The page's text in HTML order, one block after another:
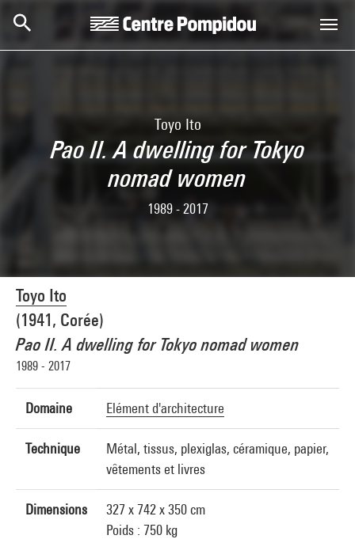
Toyo Ito
Pao II. A dwelling for Tokyo
nomad women
1989 - 2017
Toyo Ito
(1941, Corée)
Pao II. A dwelling for Tokyo nomad women
1989 - 2017
Domaine Elément d'architecture
Technique
Métal, tissus, plexiglas, céramique, papier,
vêtements et livres
Dimensions
327 x 742 x 350 cm
Poids : 750 kg